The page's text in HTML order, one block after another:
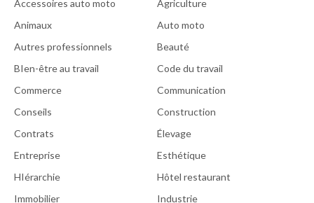
Accessoires auto moto
Agriculture
Animaux
Auto moto
Autres professionnels
Beauté
BIen-être au travail
Code du travail
Commerce
Communication
Conseils
Construction
Contrats
Élevage
Entreprise
Esthétique
HIérarchie
Hôtel restaurant
Immobilier
Industrie